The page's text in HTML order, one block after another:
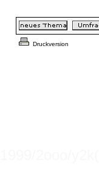
Druckversion